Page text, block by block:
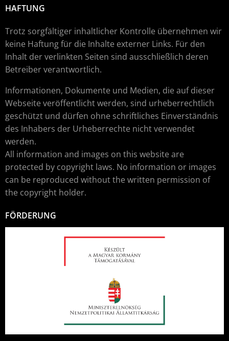
HAFTUNG
Trotz sorgfältiger inhaltlicher Kontrolle übernehmen wir
keine Haftung für die Inhalte externer Links. Für den
Inhalt der verlinkten Seiten sind ausschließlich deren
Betreiber verantwortlich.
Informationen, Dokumente und Medien, die auf dieser
Webseite veröffentlicht werden, sind urheberrechtlich
geschützt und dürfen ohne schriftliches Einverständnis
des Inhabers der Urheberrechte nicht verwendet
werden.
All information and images on this website are
protected by copyright laws. No information or images
can be reproduced without the written permission of
the copyright holder.
FÖRDERUNG